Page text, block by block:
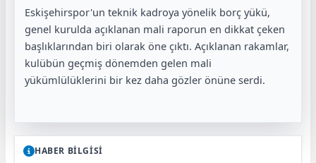
Eskişehirspor'un teknik kadroya yönelik borç yükü,
genel kurulda açıklanan mali raporun en dikkat çeken
başlıklarından biri olarak öne çıktı. Açıklanan rakamlar,
kulübün geçmiş dönemden gelen mali
yükümlülüklerini bir kez daha gözler önüne serdi.
HABER BİLGİSİ